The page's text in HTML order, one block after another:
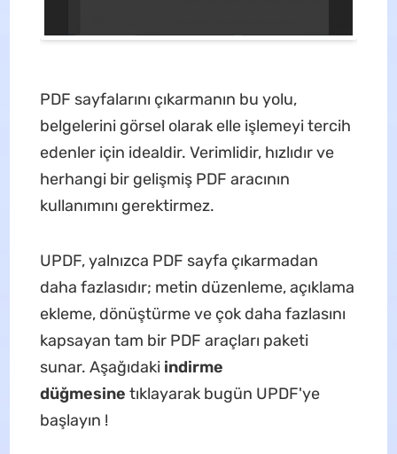
PDF sayfalarını çıkarmanın bu yolu,
belgelerini görsel olarak elle işlemeyi tercih
edenler için idealdir. Verimlidir, hızlıdır ve
herhangi bir gelişmiş PDF aracının
kullanımını gerektirmez.
UPDF, yalnızca PDF sayfa çıkarmadan
daha fazlasıdır; metin düzenleme, açıklama
ekleme, dönüştürme ve çok daha fazlasını
kapsayan tam bir PDF araçları paketi
sunar. Aşağıdaki indirme
düğmesine tıklayarak bugün UPDF'ye
başlayın !